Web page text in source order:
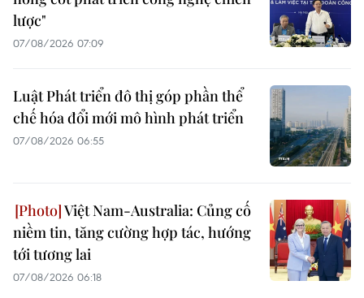
lược"
07/08/2026 07:09
Luật Phát triển đô thị góp phần thể
chế hóa đổi mới mô hình phát triển
07/08/2026 06:55
Việt Nam-Australia: Củng cố
niềm tin, tăng cường hợp tác, hướng
tới tương lai
07/08/2026 06:18